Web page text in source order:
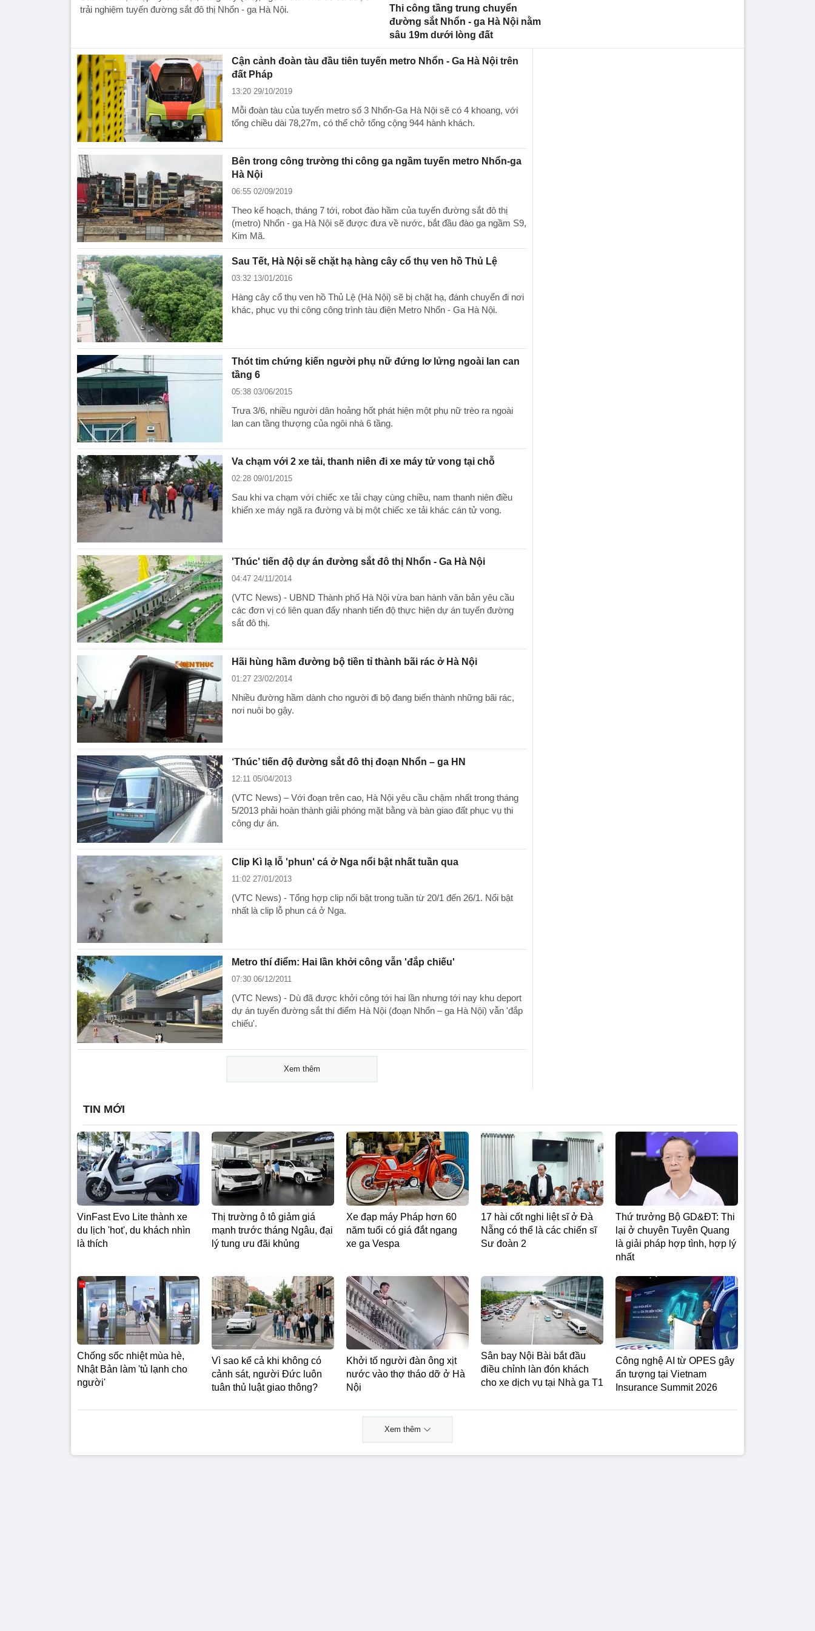
trải nghiệm tuyến đường sắt đô thị Nhổn - ga Hà Nội.
Thi công tầng trung chuyển
đường sắt Nhổn - ga Hà Nội nằm
sâu 19m dưới lòng đất
Cận cảnh đoàn tàu đầu tiên tuyến metro Nhổn - Ga Hà Nội trên
đất Pháp
13:20 29/10/2019
Mỗi đoàn tàu của tuyến metro số 3 Nhổn-Ga Hà Nội sẽ có 4 khoang, với
tổng chiều dài 78,27m, có thể chở tổng cộng 944 hành khách.
Bên trong công trường thi công ga ngầm tuyến metro Nhổn-ga
Hà Nội
06:55 02/09/2019
Theo kế hoạch, tháng 7 tới, robot đào hầm của tuyến đường sắt đô thị
(metro) Nhổn - ga Hà Nội sẽ được đưa về nước, bắt đầu đào ga ngầm S9,
Kim Mã.
Sau Tết, Hà Nội sẽ chặt hạ hàng cây cổ thụ ven hồ Thủ Lệ
03:32 13/01/2016
Hàng cây cổ thụ ven hồ Thủ Lệ (Hà Nội) sẽ bị chặt hạ, đánh chuyển đi nơi
khác, phục vụ thi công công trình tàu điện Metro Nhổn - Ga Hà Nội.
Thót tim chứng kiến người phụ nữ đứng lơ lửng ngoài lan can
tầng 6
05:38 03/06/2015
Trưa 3/6, nhiều người dân hoảng hốt phát hiện một phụ nữ trèo ra ngoài
lan can tầng thượng của ngôi nhà 6 tầng.
Va chạm với 2 xe tải, thanh niên đi xe máy tử vong tại chỗ
02:28 09/01/2015
Sau khi va chạm với chiếc xe tải chạy cùng chiều, nam thanh niên điều
khiển xe máy ngã ra đường và bị một chiếc xe tải khác cán tử vong.
'Thúc' tiến độ dự án đường sắt đô thị Nhổn - Ga Hà Nội
04:47 24/11/2014
(VTC News) - UBND Thành phố Hà Nội vừa ban hành văn bản yêu cầu
các đơn vị có liên quan đẩy nhanh tiến độ thực hiện dự án tuyến đường
sắt đô thị.
Hãi hùng hầm đường bộ tiền tỉ thành bãi rác ở Hà Nội
01:27 23/02/2014
Nhiều đường hầm dành cho người đi bộ đang biến thành những bãi rác,
nơi nuôi bọ gậy.
‘Thúc’ tiến độ đường sắt đô thị đoạn Nhổn – ga HN
12:11 05/04/2013
(VTC News) – Với đoạn trên cao, Hà Nội yêu cầu chậm nhất trong tháng
5/2013 phải hoàn thành giải phóng mặt bằng và bàn giao đất phục vụ thi
công dự án.
Clip Kì lạ lỗ 'phun' cá ở Nga nổi bật nhất tuần qua
11:02 27/01/2013
(VTC News) - Tổng hợp clip nổi bật trong tuần từ 20/1 đến 26/1. Nổi bật
nhất là clip lỗ phun cá ở Nga.
Metro thí điểm: Hai lần khởi công vẫn 'đắp chiếu'
07:30 06/12/2011
(VTC News) - Dù đã được khởi công tới hai lần nhưng tới nay khu deport
dự án tuyến đường sắt thí điểm Hà Nội (đoạn Nhổn – ga Hà Nội) vẫn 'đắp
chiếu'.
Xem thêm
TIN MỚI
VinFast Evo Lite thành xe
du lịch 'hot', du khách nhìn
là thích
Thị trường ô tô giảm giá
mạnh trước tháng Ngâu, đại
lý tung ưu đãi khủng
Xe đạp máy Pháp hơn 60
năm tuổi có giá đắt ngang
xe ga Vespa
17 hài cốt nghi liệt sĩ ở Đà
Nẵng có thể là các chiến sĩ
Sư đoàn 2
Thứ trưởng Bộ GD&ĐT: Thi
lại ở chuyên Tuyên Quang
là giải pháp hợp tình, hợp lý
nhất
Chống sốc nhiệt mùa hè,
Nhật Bản làm 'tủ lạnh cho
người'
Vì sao kể cả khi không có
cảnh sát, người Đức luôn
tuân thủ luật giao thông?
Khởi tố người đàn ông xịt
nước vào thợ tháo dỡ ở Hà
Nội
Sân bay Nội Bài bắt đầu
điều chỉnh làn đón khách
cho xe dịch vụ tại Nhà ga T1
Công nghệ AI từ OPES gây
ấn tượng tại Vietnam
Insurance Summit 2026
Xem thêm